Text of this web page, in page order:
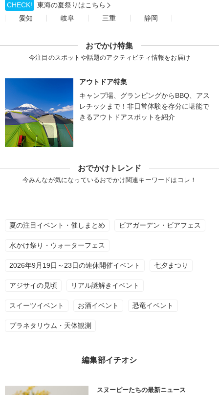
CHECK!
東海の夏祭りはこちら
愛知
岐阜 三重 静岡
おでかけ特集
今注目のスポットや話題のアクティビティ情報をお届け
アウトドア特集
キャンプ場、グランピングからBBQ、アス
レチックまで！非日常体験を存分に堪能で
きるアウトドアスポットを紹介
おでかけトレンド
今みんなが気になっているおでかけ関連キーワードはコレ！
夏の注目イベント・催しまとめ ビアガーデン・ビアフェス
水かけ祭り・ウォーターフェス
2026年9月19日～23日の連休開催イベント 七夕まつり
アジサイの見頃 リアル謎解きイベント
スイーツイベント お酒イベント 恐竜イベント
プラネタリウム・天体観測
編集部イチオシ
スヌーピーたちの最新ニュース